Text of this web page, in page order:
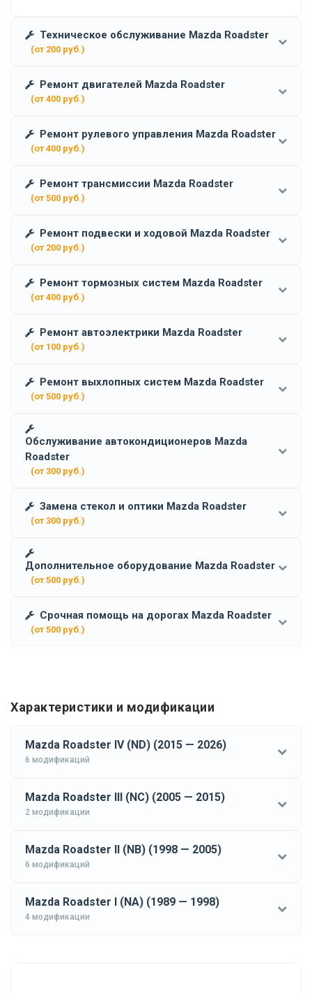
Техническое обслуживание Mazda Roadster
(от 200 руб.)
Ремонт двигателей Mazda Roadster
(от 400 руб.)
Ремонт рулевого управления Mazda Roadster
(от 400 руб.)
Ремонт трансмиссии Mazda Roadster
(от 500 руб.)
Ремонт подвески и ходовой Mazda Roadster
(от 200 руб.)
Ремонт тормозных систем Mazda Roadster
(от 400 руб.)
Ремонт автоэлектрики Mazda Roadster
(от 100 руб.)
Ремонт выхлопных систем Mazda Roadster
(от 500 руб.)
Обслуживание автокондиционеров Mazda
Roadster
(от 300 руб.)
Замена стекол и оптики Mazda Roadster
(от 300 руб.)
Дополнительное оборудование Mazda Roadster
(от 500 руб.)
Срочная помощь на дорогах Mazda Roadster
(от 500 руб.)
Характеристики и модификации
Mazda Roadster IV (ND) (2015 — 2026)
6 модификаций
Mazda Roadster III (NC) (2005 — 2015)
2 модификации
Mazda Roadster II (NB) (1998 — 2005)
6 модификаций
Mazda Roadster I (NA) (1989 — 1998)
4 модификации